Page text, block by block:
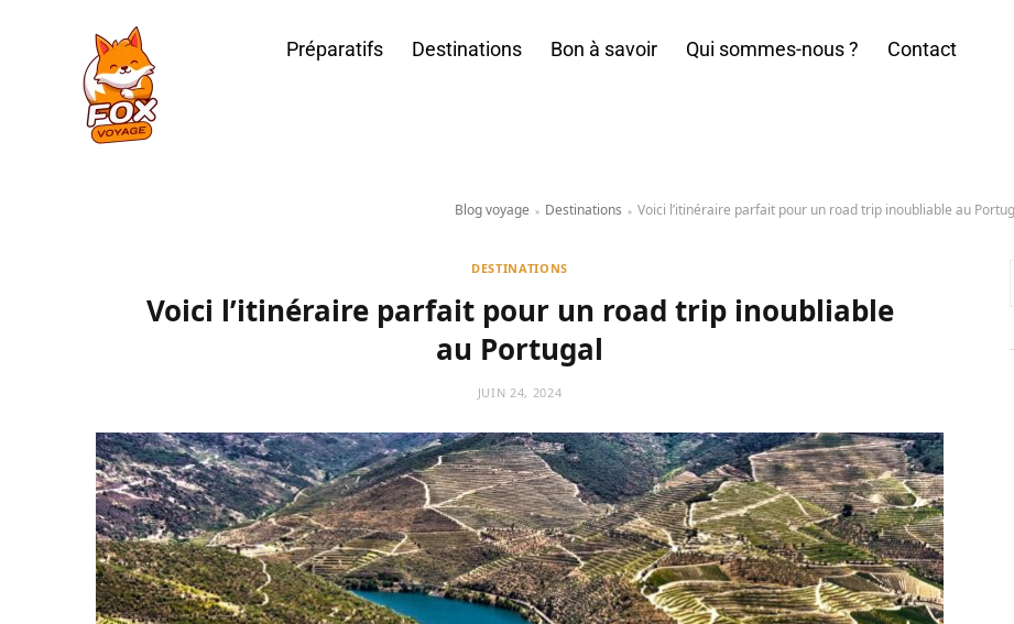
Préparatifs Destinations Bon à savoir Qui sommes-nous ? Contact
Blog voyage » Destinations » Voici l’itinéraire parfait pour un road trip inoubliable au
DESTINATIONS
Voici l’itinéraire parfait pour un road trip inoubliable
au Portugal
JUIN 24, 2024